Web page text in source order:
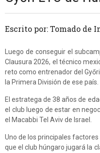
Escrito por: Tomado de
Luego de conseguir el
Clausura 2026, el técnico
reto como entrenador del
la Primera División de ese país.
El estratega de 38 años de
el club luego de estar en
el Macabbi Tel Aviv de Israel.
Uno de los principales
que el club húngaro jugará la